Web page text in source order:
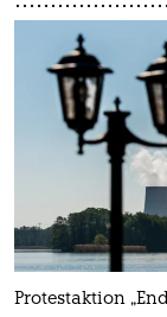
Protestaktion